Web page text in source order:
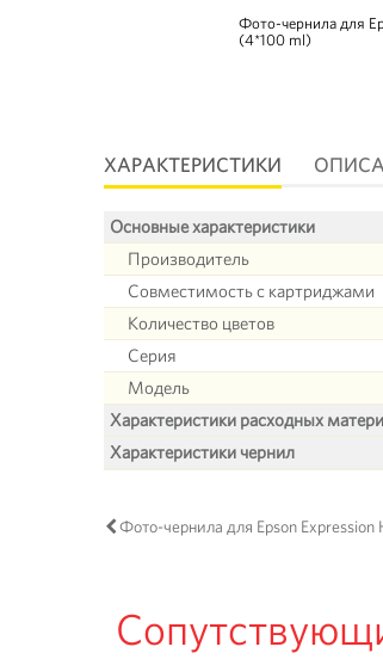
Фото-чернила для
(4*100 ml)
ХАРАКТЕРИСТИКИ
Основные характеристики
Производитель
Совместимость с картриджами
Количество цветов
Серия
Модель
Характеристики расходных
Характеристики чернил
Фото-чернила для Epson